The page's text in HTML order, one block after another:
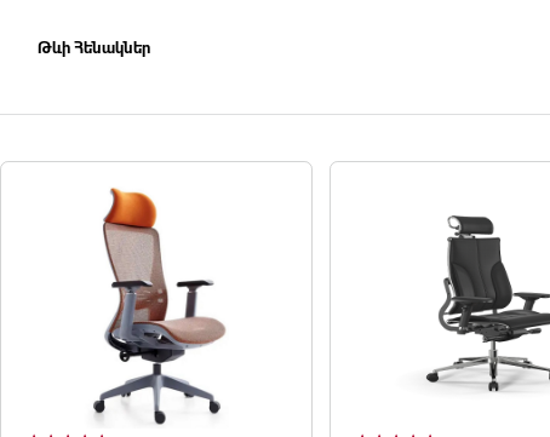
Թևի Հենակներ